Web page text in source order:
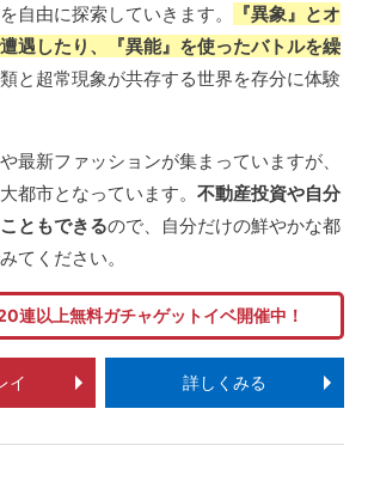
自由に探索していきます。
『異象』とオ
遇したり、『異能』を使ったバトルを繰
と超常現象が共存する世界を存分に体験
最新ファッションが集まっていますが、
都市となっています。 不動産投資や自分
ともできるので、自分だけの鮮やかな都
てください。
連以上無料ガチャゲットイベ開催中！
イ 詳しくみる